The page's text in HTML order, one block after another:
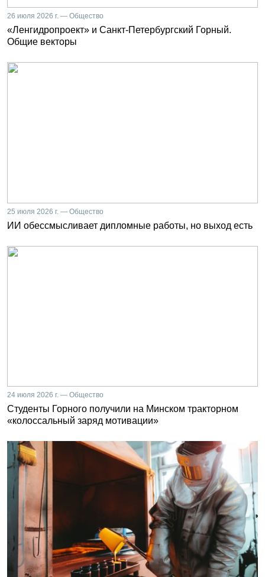
26 июля 2026 г. — Общество
«Ленгидропроект» и Санкт-Петербургский Горный.
Общие векторы
25 июля 2026 г. — Общество
ИИ обессмысливает дипломные работы, но выход есть
24 июля 2026 г. — Общество
Студенты Горного получили на Минском тракторном
«колоссальный заряд мотивации»